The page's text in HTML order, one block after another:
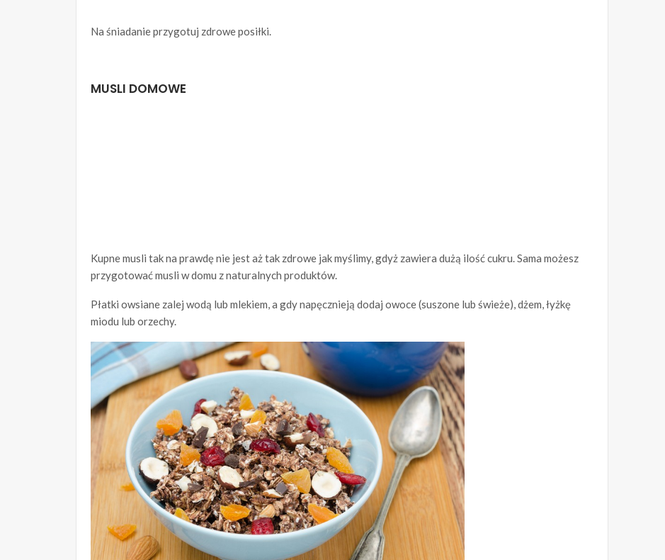
Na śniadanie przygotuj zdrowe posiłki.
MUSLI DOMOWE
Kupne musli tak na prawdę nie jest aż tak zdrowe jak myślimy, gdyż zawiera dużą ilość cukru. Sama możesz
przygotować musli w domu z naturalnych produktów.
Płatki owsiane zalej wodą lub mlekiem, a gdy napęcznieją dodaj owoce (suszone lub świeże), dżem, łyżkę
miodu lub orzechy.